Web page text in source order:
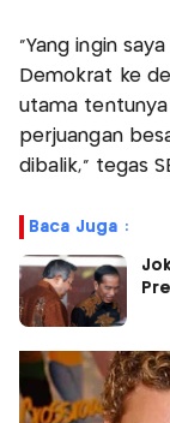
“Yang ingin
Demokrat ke
utama
perjuangan
dibalik,” tegas
Baca Juga :